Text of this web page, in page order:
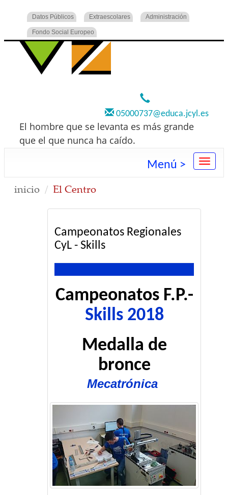
Datos Públicos Extraescolares Administración
Fondo Social Europeo
05000737@educa.jcyl.es
El hombre que se levanta es más grande
que el que nunca ha caído.
Menú >
inicio El Centro
Campeonatos Regionales
CyL - Skills
Campeonatos F.P.-
Skills 2018
Medalla de
bronce
Mecatrónica